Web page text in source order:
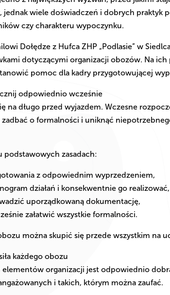
jednak wiele doświadczeń i dobrych praktyk
czy charakteru wypoczynku.
Dołędze z Hufca ZHP „Podlasie” w
dotyczącymi organizacji obozów. Na
pomoc dla kadry przygotowującej
odpowiednio wcześnie
na długo przed wyjazdem. Wczesne
o formalności i uniknąć
podstawowych zasadach:
z odpowiednim wyprzedzeniem,
działań i konsekwentnie go realizować,
uporządkowaną dokumentację,
załatwić wszystkie formalności.
można skupić się przede wszystkim na
każdego obozu
organizacji jest odpowiednio
i takich, którym można zaufać.